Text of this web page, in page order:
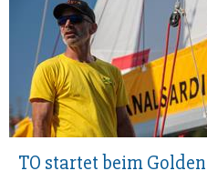
TO startet beim